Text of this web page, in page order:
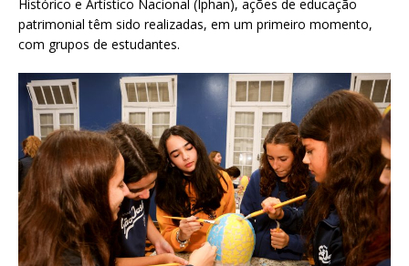
Histórico e Artístico Nacional (Iphan), ações de educação
patrimonial têm sido realizadas, em um primeiro momento,
com grupos de estudantes.